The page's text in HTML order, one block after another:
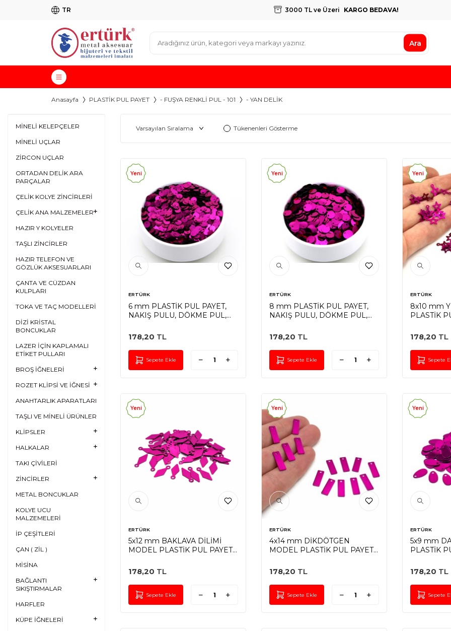
TR 3000 TL ve Üzeri KARGO BEDAVA!
Ara
Anasayfa PLASTİK PUL PAYET - FUŞYA RENKLİ PUL - 101 - YAN DELİK
MİNELİ KELEPÇELER
MİNELİ UÇLAR
ZİRCON UÇLAR
ORTADAN DELİK ARA
PARÇALAR
ÇELİK KOLYE ZİNCİRLERİ
ÇELİK ANA MALZEMELER
HAZIR Y KOLYELER
TAŞLI ZİNCİRLER
HAZIR TELEFON VE
GÖZLÜK AKSESUARLARI
ÇANTA VE CÜZDAN
KULPLARI
TOKA VE TAÇ MODELLERİ
DİZİ KRİSTAL
BONCUKLAR
LAZER İÇİN KAPLAMALI
ETİKET PULLARI
BROŞ İĞNELERİ
ROZET KLİPSİ VE İĞNESİ
ANAHTARLIK APARATLARI
TAŞLI VE MİNELİ ÜRÜNLER
KLİPSLER
HALKALAR
TAKI ÇİVİLERİ
ZİNCİRLER
METAL BONCUKLAR
KOLYE UCU
MALZEMELERİ
İP ÇEŞİTLERİ
ÇAN ( ZİL )
MİSİNA
BAĞLANTI
SIKIŞTIRMALAR
HARFLER
KÜPE İĞNELERİ
Tükenenleri Gösterme
Yeni
ERTÜRK
6 mm PLASTİK PUL PAYET,
NAKIŞ PULU, DÖKME PUL,
178,20 TL
Sepete Ekle
Yeni
ERTÜRK
8 mm PLASTİK PUL PAYET,
NAKIŞ PULU, DÖKME PUL,
178,20 TL
Sepete Ekle
Yeni
ERTÜRK
8x10 mm
PLASTİK
PUL,
178,20 TL
Sepete
Yeni
ERTÜRK
5x12 mm BAKLAVA DİLİMİ
MODEL PLASTİK PUL PAYET,
DÖKME PUL, FUŞYA RENK
178,20 TL
Sepete Ekle
Yeni
ERTÜRK
4x14 mm DİKDÖTGEN
MODEL PLASTİK PUL PAYET,
DÖKME PUL, FUŞYA RENK
178,20 TL
Sepete Ekle
Yeni
ERTÜRK
5x9 mm
PLASTİK
PUL,
178,20 TL
Sepete